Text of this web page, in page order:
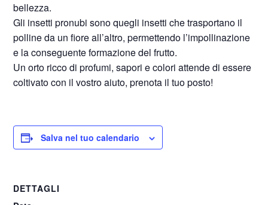
bellezza.
Gli insetti pronubi sono quegli insetti che trasportano il
polline da un fiore all’altro, permettendo l’impollinazione
e la conseguente formazione del frutto.
Un orto ricco di profumi, sapori e colori attende di essere
coltivato con il vostro aiuto, prenota il tuo posto!
Salva nel tuo calendario
DETTAGLI